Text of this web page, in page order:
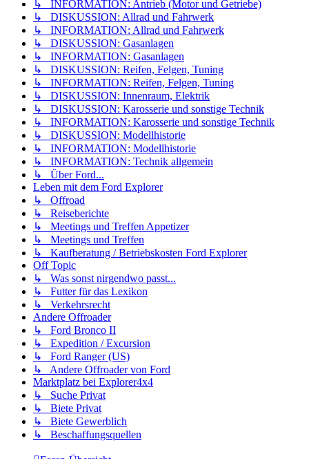
↳ INFORMATION: Antrieb (Motor und Getriebe)
↳ DISKUSSION: Allrad und Fahrwerk
↳ INFORMATION: Allrad und Fahrwerk
↳ DISKUSSION: Gasanlagen
↳ INFORMATION: Gasanlagen
↳ DISKUSSION: Reifen, Felgen, Tuning
↳ INFORMATION: Reifen, Felgen, Tuning
↳ DISKUSSION: Innenraum, Elektrik
↳ DISKUSSION: Karosserie und sonstige Technik
↳ INFORMATION: Karosserie und sonstige Technik
↳ DISKUSSION: Modellhistorie
↳ INFORMATION: Modellhistorie
↳ INFORMATION: Technik allgemein
↳ Über Ford...
Leben mit dem Ford Explorer
↳ Offroad
↳ Reiseberichte
↳ Meetings und Treffen Appetizer
↳ Meetings und Treffen
↳ Kaufberatung / Betriebskosten Ford Explorer
Off Topic
↳ Was sonst nirgendwo passt...
↳ Futter für das Lexikon
↳ Verkehrsrecht
Andere Offroader
↳ Ford Bronco II
↳ Expedition / Excursion
↳ Ford Ranger (US)
↳ Andere Offroader von Ford
Marktplatz bei Explorer4x4
↳ Suche Privat
↳ Biete Privat
↳ Biete Gewerblich
↳ Beschaffungsquellen